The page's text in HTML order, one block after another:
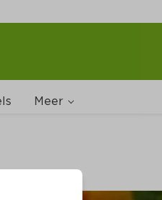
Meer
Wijnshop